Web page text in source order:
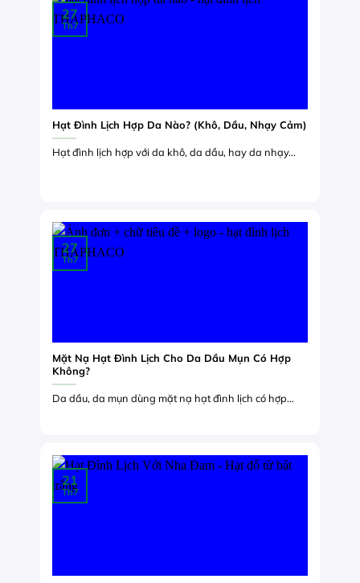
Hạt Đình Lịch Hợp Da Nào? (Khô, Dầu, Nhạy Cảm)
Hạt đình lịch hợp với da khô, da dầu, hay da nhạy...
27
Th7
Mặt Nạ Hạt Đình Lịch Cho Da Dầu Mụn Có Hợp
Không?
Da dầu, da mụn dùng mặt nạ hạt đình lịch có hợp...
27
Th7
21
Th7